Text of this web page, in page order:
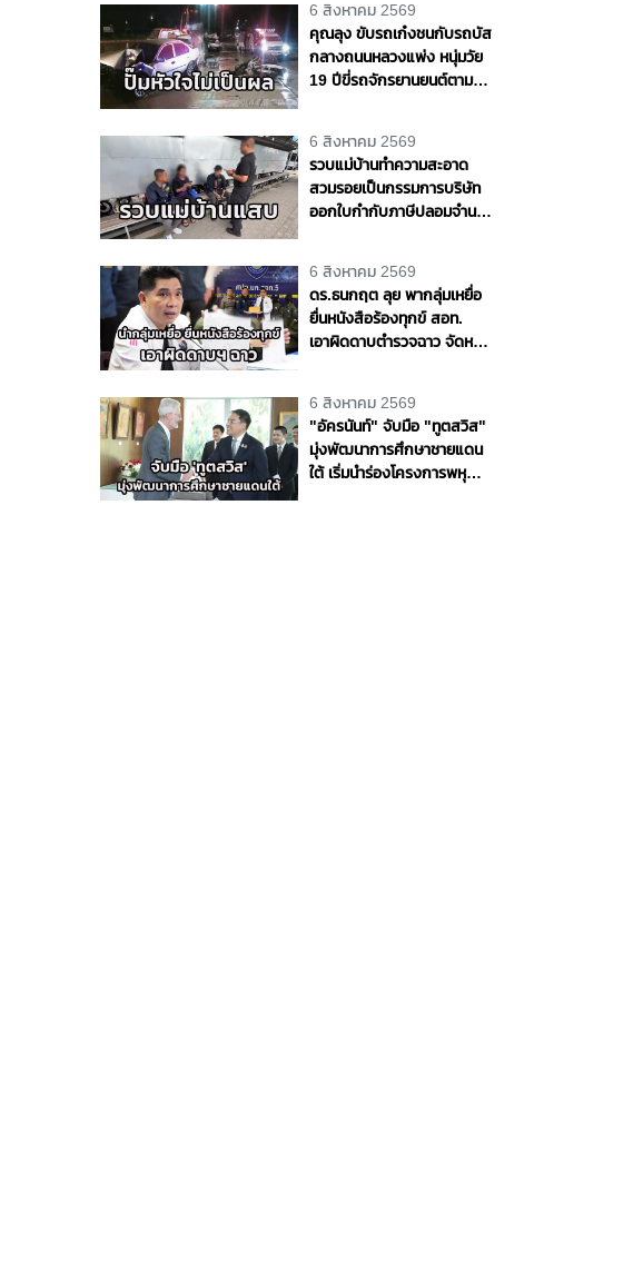
6 สิงหาคม 2569
คุณลุง ขับรถเก๋งชนกับรถบัส
กลางถนนหลวงแพ่ง หนุ่มวัย
19 ปีขี่รถจักรยานยนต์ตาม
6 สิงหาคม 2569
รวบแม่บ้านทำความสะอาด
สวมรอยเป็นกรรมการบริษัท
ออกใบกำกับภาษีปลอมจำนวน
6 สิงหาคม 2569
ดร.ธนกฤต ลุย พากลุ่มเหยื่อ
ยื่นหนังสือร้องทุกข์ สอท.
เอาผิดดาบตำรวจฉาว จัดหนัก
6 สิงหาคม 2569
"อัครนันท์" จับมือ "ทูตสวิส"
มุ่งพัฒนาการศึกษาชายแดน
ใต้ เริ่มนำร่องโครงการพหุ